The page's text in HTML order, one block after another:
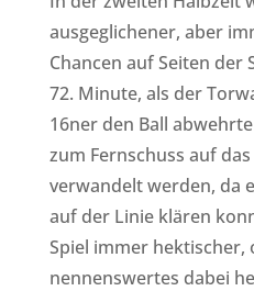
ausgeglichener, aber
Chancen auf Seiten der
72. Minute, als der
16ner den Ball
zum Fernschuss auf
verwandelt werden, da
auf der Linie klären
Spiel immer hektischer,
nennenswertes dabei